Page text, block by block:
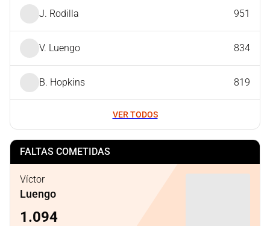
J. Rodilla 951
V. Luengo 834
B. Hopkins 819
VER TODOS
FALTAS COMETIDAS
Víctor
Luengo
1.094